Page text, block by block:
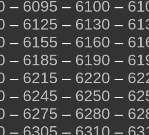
– 6095 – 6100 –
– 6125 – 6130 –
– 6155 – 6160 –
– 6185 – 6190 –
– 6215 – 6220 –
– 6245 – 6250 –
– 6275 – 6280 –